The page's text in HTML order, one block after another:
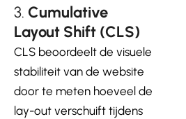
3. Cumulative
Layout Shift (CLS)
CLS beoordeelt de visuele
stabiliteit van de website
door te meten hoeveel de
lay-out verschuift tijdens